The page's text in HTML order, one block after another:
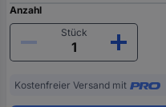
Anzahl
Stück
Kostenfreier Versand mit